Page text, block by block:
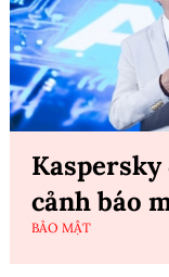
cảnh báo
BẢO MẬT